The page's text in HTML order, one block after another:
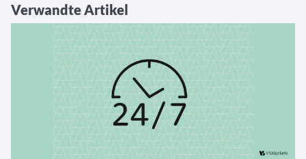
Verwandte Artikel